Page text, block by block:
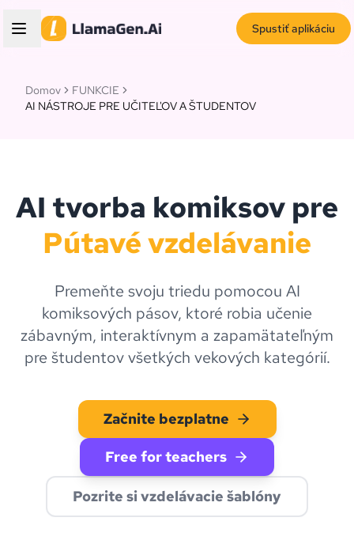
Spustiť aplikáciu
Domov
FUNKCIE
AI NÁSTROJE PRE UČITEĽOV A ŠTUDENTOV
AI tvorba komiksov pre
Pútavé vzdelávanie
Premeňte svoju triedu pomocou AI
komiksových pásov, ktoré robia učenie
zábavným, interaktívnym a zapamätateľným
pre študentov všetkých vekových kategórií.
Začnite bezplatne
Free for teachers
Pozrite si vzdelávacie šablóny